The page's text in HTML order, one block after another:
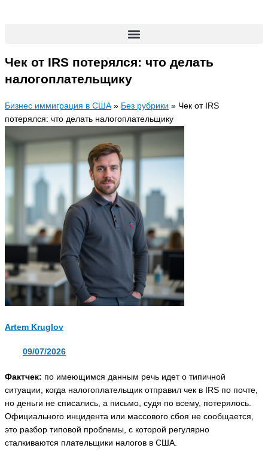
Чек от IRS потерялся: что делать
налогоплательщику
Бизнес иммиграция в США» Без рубрики » Чек от IRS
потерялся: что делать налогоплательщику
Artem Kruglov
09/07/2026
Фактчек: по имеющимся данным речь идет о типичной
ситуации, когда налогоплательщик отправил чек в IRS по почте,
но деньги не списались, а письмо, судя по всему, потерялось.
Официального инцидента или массового сбоя не сообщается,
это разбор типовой проблемы, с которой регулярно
сталкиваются плательщики налогов в США.